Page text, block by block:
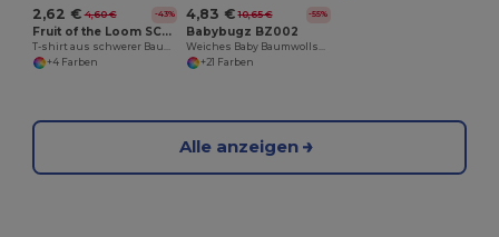
2,62 € 4,60 € -43%
Fruit of the Loom SC61212
+4 Farben
4,83 € 10,65 € -55%
Babybugz BZ002
+21 Farben
Alle anzeigen